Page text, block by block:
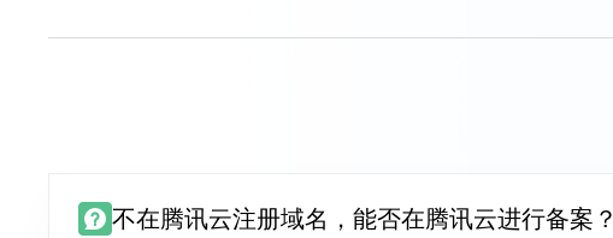
不在腾讯云注册域名，能否在腾讯云进行备案？